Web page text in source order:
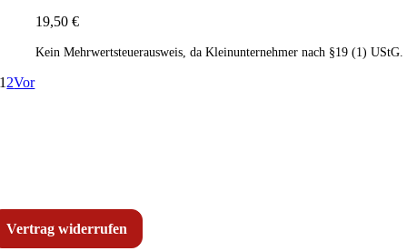
19,50€
Kein Mehrwertsteuerausweis, da Kleinunternehmer nach §19 (1) UStG.
1 2Vor
Vertrag widerrufen